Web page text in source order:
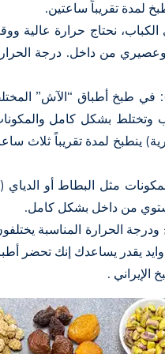
لمدة تقريباً ساعتين.
نحتاج حرارة عالية
في طبخ أطباق “الآش”
وتختلط بشكل كامل
ينطبخ لمدة تقريباً ثلاث
مثل البطاط أو
من داخل بشكل كامل.
الحرارة المناسبة
وايد يقدر يساعدك إنك تحضر
.